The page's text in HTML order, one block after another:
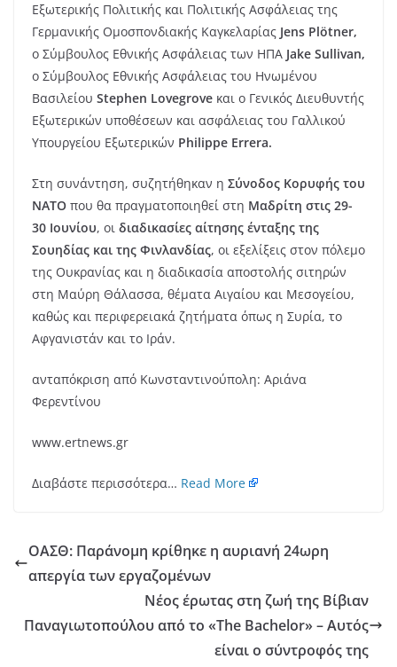
Εξωτερικής Πολιτικής και Πολιτικής Ασφάλειας της
Γερμανικής Ομοσπονδιακής Καγκελαρίας Jens Plötner,
ο Σύμβουλος Εθνικής Ασφάλειας των ΗΠΑ Jake Sullivan,
ο Σύμβουλος Εθνικής Ασφάλειας του Ηνωμένου
Βασιλείου Stephen Lovegrove και ο Γενικός Διευθυντής
Εξωτερικών υποθέσεων και ασφάλειας του Γαλλικού
Υπουργείου Εξωτερικών Philippe Errera.
Στη συνάντηση, συζητήθηκαν η Σύνοδος Κορυφής του
ΝΑΤΟ που θα πραγματοποιηθεί στη Μαδρίτη στις 29-
30 Ιουνίου, οι διαδικασίες αίτησης ένταξης της
Σουηδίας και της Φινλανδίας, οι εξελίξεις στον πόλεμο
της Ουκρανίας και η διαδικασία αποστολής σιτηρών
στη Μαύρη Θάλασσα, θέματα Αιγαίου και Μεσογείου,
καθώς και περιφερειακά ζητήματα όπως η Συρία, το
Αφγανιστάν και το Ιράν.
ανταπόκριση από Κωνσταντινούπολη: Αριάνα
Φερεντίνου
www.ertnews.gr
Διαβάστε περισσότερα… Read More
ΟΑΣΘ: Παράνομη κρίθηκε η αυριανή 24ωρη
απεργία των εργαζομένων
Νέος έρωτας στη ζωή της Βίβιαν
Παναγιωτοπούλου από το «The Bachelor» – Αυτός
είναι ο σύντροφός της